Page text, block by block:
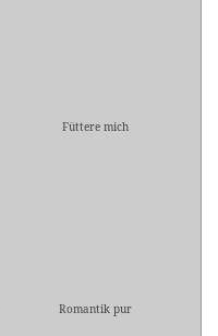
Füttere mich
Romantik pur